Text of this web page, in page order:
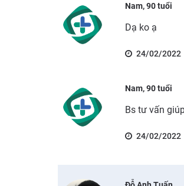
Nam, 90 tuổi
Dạ ko ạ
24/02/2022
Nam, 90 tuổi
Bs tư vấn
24/02/2022